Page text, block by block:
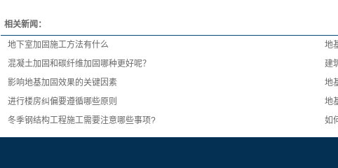
相关新闻：
地下室加固施工方法有什么
地
混凝土加固和碳纤维加固哪种更好呢？
建
影响地基加固效果的关键因素
地
进行楼房纠偏要遵循哪些原则
地
冬季钢结构工程施工需要注意哪些事项?
如